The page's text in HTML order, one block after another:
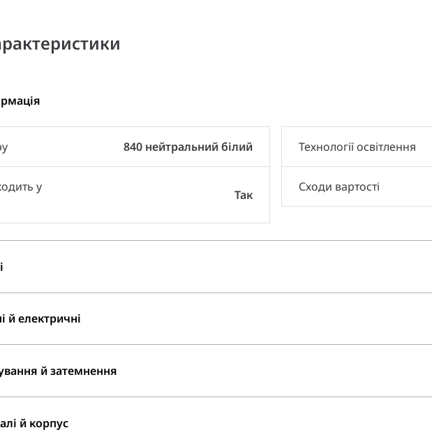
840 нейтральний білий
у
Так
Технології освітлення
Сходи вартості
й електричні
й затемнення
й корпус